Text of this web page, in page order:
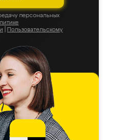
персональных
Пользовательскому